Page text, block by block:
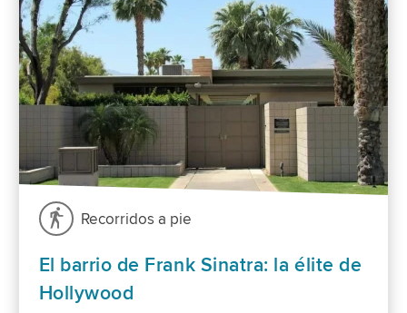
Recorridos a pie
El barrio de Frank Sinatra: la élite de
Hollywood